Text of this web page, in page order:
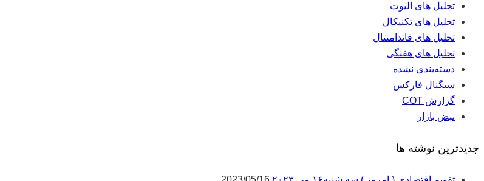
تحلیل های الیوت
تحلیل های تکنیکال
تحلیل های فاندامنتال
تحلیل های هفتگی
دسته‌بندی نشده
سیگنال فارکس
گزارش COT
نبض بازار
جدیدترین نوشته ها